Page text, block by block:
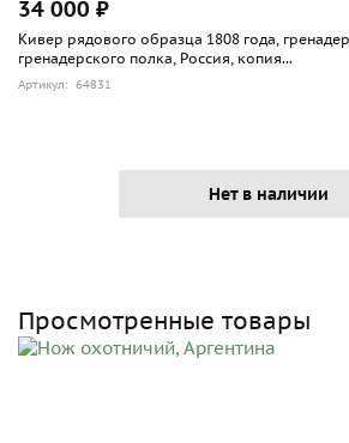
34 000 ₽
Кивер рядового образца 1808 года,
гренадерского полка, Россия, копия...
Артикул: 64831
Нет в наличии
Просмотренные товары